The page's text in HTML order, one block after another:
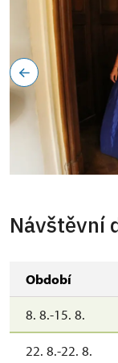
Návštěvní
Období
8. 8.-15. 8.
22. 8.-22. 8.